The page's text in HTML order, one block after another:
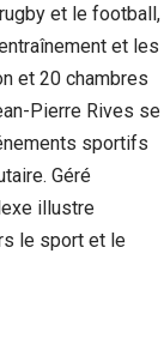
et le football,
et les
et 20 chambres
Pierre Rives se
sportifs
Géré
illustre
le sport et le